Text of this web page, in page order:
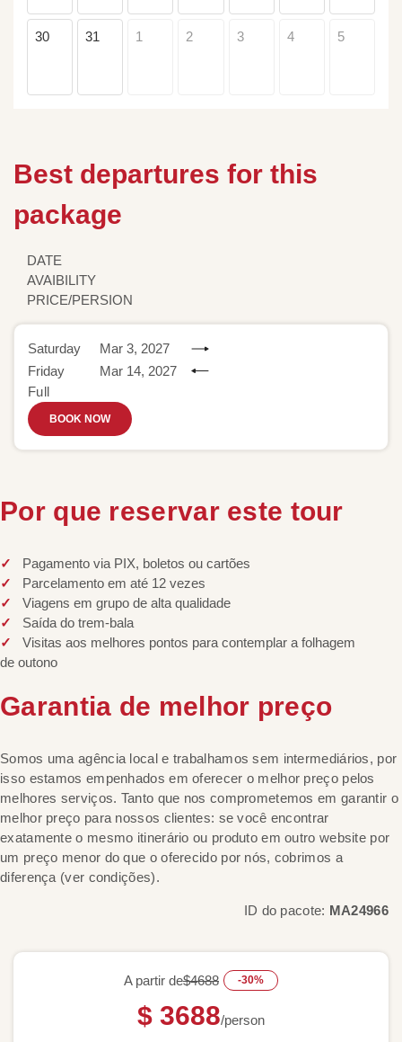
30 31 1 2 3 4 5
Best departures for this
package
DATE
AVAIBILITY
PRICE/PERSION
Saturday
Mar 3, 2027
Friday
Mar 14, 2027
Full
BOOK NOW
Por que reservar este tour
Pagamento via PIX, boletos ou cartões
Parcelamento em até 12 vezes
Viagens em grupo de alta qualidade
Saída do trem-bala
Visitas aos melhores pontos para contemplar a folhagem
de outono
Garantia de melhor preço
Somos uma agência local e trabalhamos sem intermediários, por
isso estamos empenhados em oferecer o melhor preço pelos
melhores serviços. Tanto que nos comprometemos em garantir o
melhor preço para nossos clientes: se você encontrar
exatamente o mesmo itinerário ou produto em outro website por
um preço menor do que o oferecido por nós, cobrimos a
diferença (ver condições).
ID do pacote: MA24966
A partir de$4688 -30%
$ 3688/person